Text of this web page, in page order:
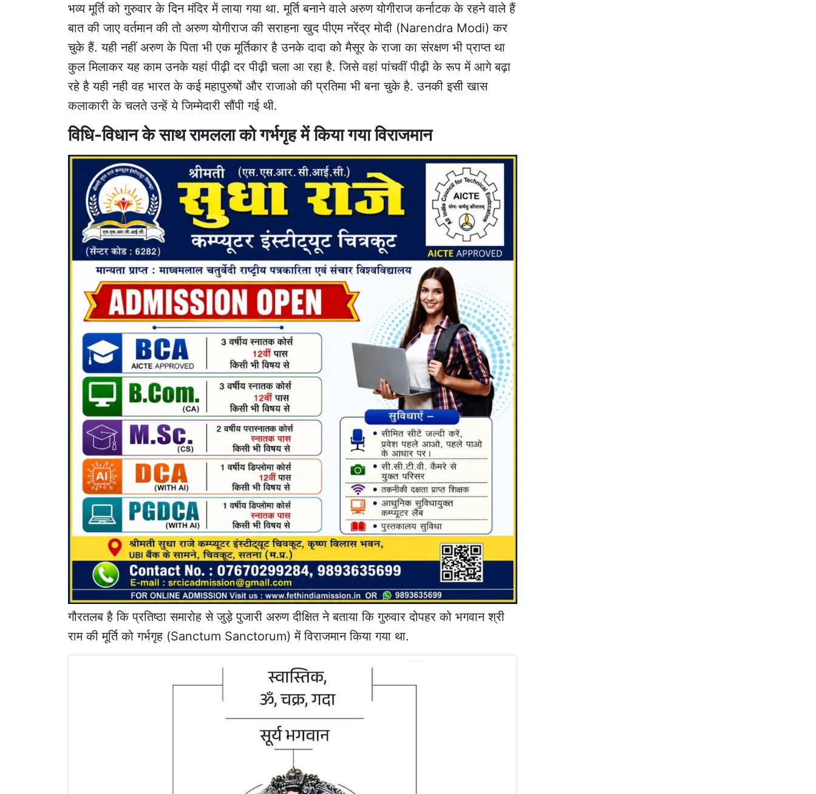
भव्य मूर्ति को गुरुवार के दिन मंदिर में लाया गया था. मूर्ति बनाने वाले अरुण योगीराज कर्नाटक के रहने वाले हैं
बात की जाए वर्तमान की तो अरुण योगीराज की सराहना खुद पीएम नरेंद्र मोदी (Narendra Modi) कर
चुके हैं. यही नहीं अरुण के पिता भी एक मूर्तिकार है उनके दादा को मैसूर के राजा का संरक्षण भी प्राप्त था
कुल मिलाकर यह काम उनके यहां पीढ़ी दर पीढ़ी चला आ रहा है. जिसे वहां पांचवीं पीढ़ी के रूप में आगे बढ़ा
रहे है यही नही वह भारत के कई महापुरुषों और राजाओ की प्रतिमा भी बना चुके है. उनकी इसी खास
कलाकारी के चलते उन्हें ये जिम्मेदारी सौंपी गई थी.
विधि-विधान के साथ रामलला को गर्भगृह में किया गया विराजमान
गौरतलब है कि प्रतिष्ठा समारोह से जुड़े पुजारी अरुण दीक्षित ने बताया कि गुरुवार दोपहर को भगवान श्री
राम की मूर्ति को गर्भगृह (Sanctum Sanctorum) में विराजमान किया गया था.